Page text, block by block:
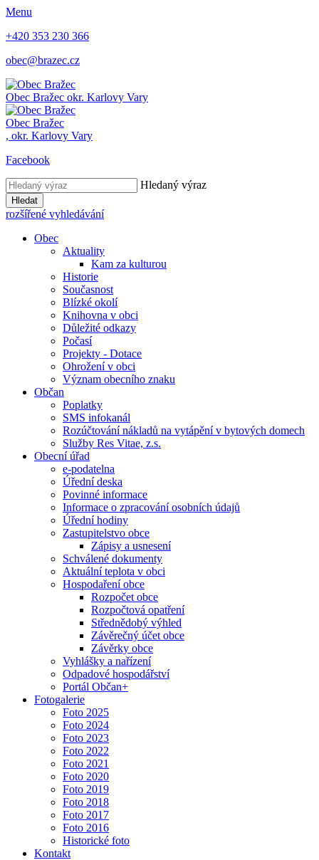
Menu
+420 353 230 366
obec@brazec.cz
Obec Bražec okr. Karlovy Vary
Obec Bražec
, okr. Karlovy Vary
Facebook
Hledaný výraz
Hledat
rozšířené vyhledávání
Obec
Aktuality
Kam za kulturou
Historie
Současnost
Blízké okolí
Knihovna v obci
Důležité odkazy
Počasí
Projekty - Dotace
Ohrožení v obci
Význam obecního znaku
Občan
Poplatky
SMS infokanál
Rozúčtování nákladů na vytápění v bytových domech
Služby Res Vitae, z.s.
Obecní úřad
e-podatelna
Úřední deska
Povinné informace
Informace o zpracování osobních údajů
Úřední hodiny
Zastupitelstvo obce
Zápisy a usnesení
Schválené dokumenty
Aktuální teplota v obci
Hospodaření obce
Rozpočet obce
Rozpočtová opatření
Střednědobý výhled
Závěrečný účet obce
Závěrky obce
Vyhlášky a nařízení
Odpadové hospodářství
Portál Občan+
Fotogalerie
Foto 2025
Foto 2024
Foto 2023
Foto 2022
Foto 2021
Foto 2020
Foto 2019
Foto 2018
Foto 2017
Foto 2016
Historické foto
Kontakt